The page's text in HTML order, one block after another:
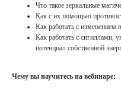
Что такое зеркальные
Как с их помощью
Как работать с изменением
Как работать с сигиллами,
потенциал собственной
Чему вы научитесь на вебинаре: